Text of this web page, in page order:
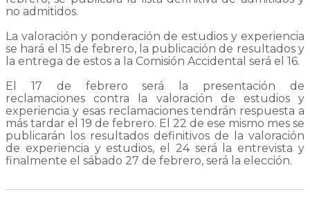
no admitidos.
La valoración y ponderación de estudios y experiencia
se hará el 15 de febrero, la publicación de resultados y
la entrega de estos a la Comisión Accidental será el 16.
El 17 de febrero será la presentación de
reclamaciones contra la valoración de estudios y
experiencia y esas reclamaciones tendrán respuesta a
más tardar el 19 de febrero. El 22 de ese mismo mes se
publicarán los resultados definitivos de la valoración
de experiencia y estudios, el 24 será la entrevista y
finalmente el sábado 27 de febrero, será la elección.